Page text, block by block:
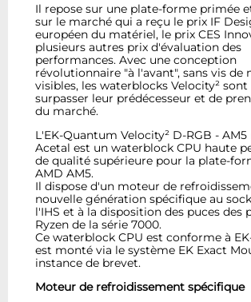
Il repose sur une plate-forme primée
sur le marché qui a reçu le prix IF
européen du matériel, le prix CES
plusieurs autres prix d'évaluation des
performances. Avec une conception
révolutionnaire "à l'avant", sans vis de
visibles, les waterblocks Velocity² sont
surpasser leur prédécesseur et de
du marché.
L'EK-Quantum Velocity² D-RGB - AM5
Acetal est un waterblock CPU haute
de qualité supérieure pour la plate-
AMD AM5.
Il dispose d'un moteur de
nouvelle génération spécifique au
l'IHS et à la disposition des puces des
Ryzen de la série 7000.
Ce waterblock CPU est conforme à
est monté via le système EK Exact
instance de brevet.
Moteur de refroidissement spécifique